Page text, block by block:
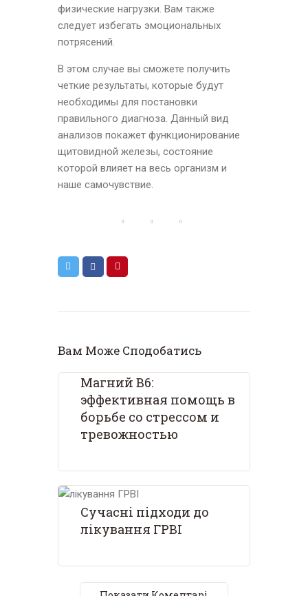
физические нагрузки. Вам также
следует избегать эмоциональных
потрясений.
В этом случае вы сможете получить
четкие результаты, которые будут
необходимы для постановки
правильного диагноза. Данный вид
анализов покажет функционирование
щитовидной железы, состояние
которой влияет на весь организм и
наше самочувствие.
Вам Може Сподобатись
Магний В6:
эффективная помощь в
борьбе со стрессом и
тревожностью
Сучасні підходи до
лікування ГРВІ